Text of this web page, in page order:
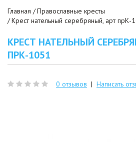
Главная
Православные кресты
Крест нательный серебряный, арт прК-
КРЕСТ НАТЕЛЬНЫЙ
ПРК-1051
0 отзывов | Написать